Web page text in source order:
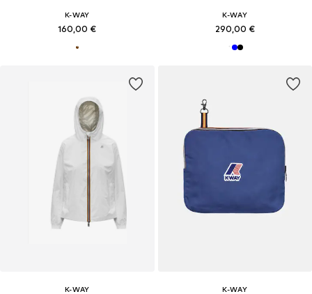
K-WAY
160,00 €
K-WAY
290,00 €
K-WAY K-WAY